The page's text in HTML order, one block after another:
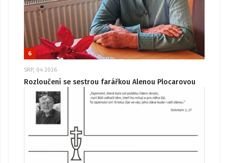
6
SRP, 04 2026
Rozloučení se sestrou farářkou Alenou Plocarovou